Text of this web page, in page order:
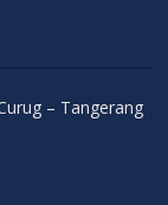
– Tangerang